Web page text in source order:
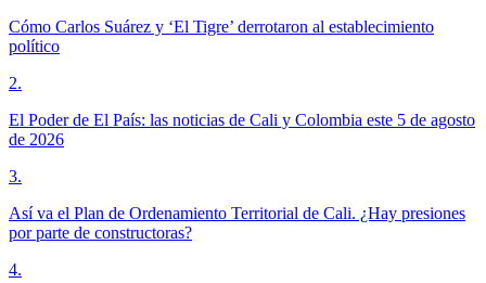
Cómo Carlos Suárez y ‘El Tigre’ derrotaron al establecimiento
político
2.
El Poder de El País: las noticias de Cali y Colombia este 5 de agosto
de 2026
3.
Así va el Plan de Ordenamiento Territorial de Cali. ¿Hay presiones
por parte de constructoras?
4.